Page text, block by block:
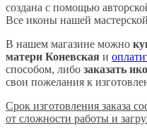
создана с помощью
Все иконы нашей
В нашем магазине можно
матери Коневская и
способом, либо заказать
свои пожелания к
Срок изготовления заказа
от сложности работы и